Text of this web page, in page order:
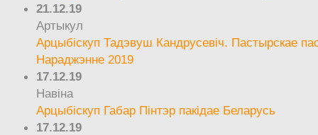
21.12.19
Артыкул
Арцыбіскуп Тадэвуш Кандрусевіч. Пастырскае
Нараджэнне 2019
17.12.19
Навіна
Арцыбіскуп Габар Пінтэр пакідае Беларусь
17.12.19